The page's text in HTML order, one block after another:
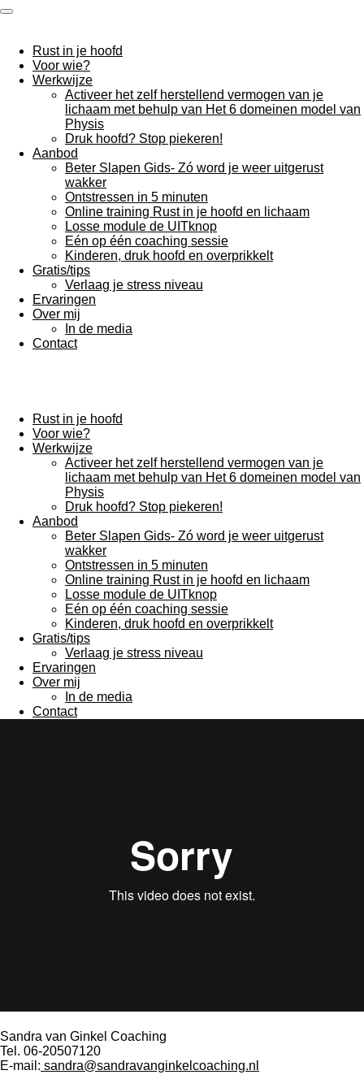
Ga
naar
de
hoofdinhoud
Rust in je hoofd
Voor wie?
Werkwijze
Activeer het zelf herstellend vermogen van je
lichaam met behulp van Het 6 domeinen model van
Physis
Druk hoofd? Stop piekeren!
Aanbod
Beter Slapen Gids- Zó word je weer uitgerust
wakker
Ontstressen in 5 minuten
Online training Rust in je hoofd en lichaam
Losse module de UITknop
Eén op één coaching sessie
Kinderen, druk hoofd en overprikkelt
Gratis/tips
Verlaag je stress niveau
Ervaringen
Over mij
In de media
Contact
Rust in je hoofd
Voor wie?
Werkwijze
Activeer het zelf herstellend vermogen van je
lichaam met behulp van Het 6 domeinen model van
Physis
Druk hoofd? Stop piekeren!
Aanbod
Beter Slapen Gids- Zó word je weer uitgerust
wakker
Ontstressen in 5 minuten
Online training Rust in je hoofd en lichaam
Losse module de UITknop
Eén op één coaching sessie
Kinderen, druk hoofd en overprikkelt
Gratis/tips
Verlaag je stress niveau
Ervaringen
Over mij
In de media
Contact
Sandra van Ginkel Coaching
Tel. 06-20507120
E-mail: sandra@sandravanginkelcoaching.nl